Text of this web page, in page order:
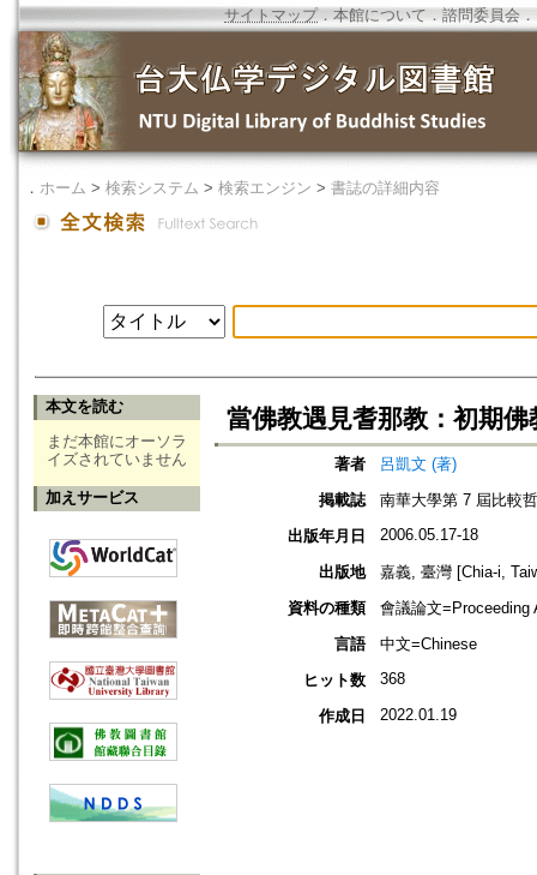
サイトマップ．本館について ． 諮問委員会 ．
． ホーム > 検索システム > 検索エンジン > 書誌の詳細内容
本文を読む
まだ本館にオーソラ
イズされていません
加えサービス
當佛教遇見耆那教：初期
著者
呂凱文 (著)
掲載誌
南華大學第 7 屆比較
出版年月日
2006.05.17-18
出版地
嘉義, 臺灣 [Chia-i,
資料の種類
會議論文=Proceeding
言語
中文=Chinese
ヒット数
368
作成日 2022.01.19